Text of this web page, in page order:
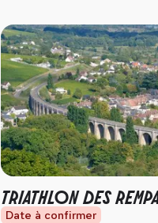
TRIATHLON DES
Date à confirmer